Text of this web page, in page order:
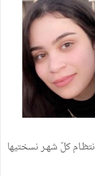
كلّ شهـر نسختيها